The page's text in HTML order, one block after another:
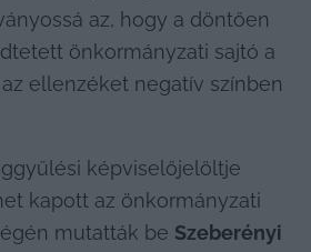
az, hogy a döntően
önkormányzati sajtó a
ellenzéket negatív színben
képviselőjelöltje
kapott az önkormányzati
mutatták be Szeberényi